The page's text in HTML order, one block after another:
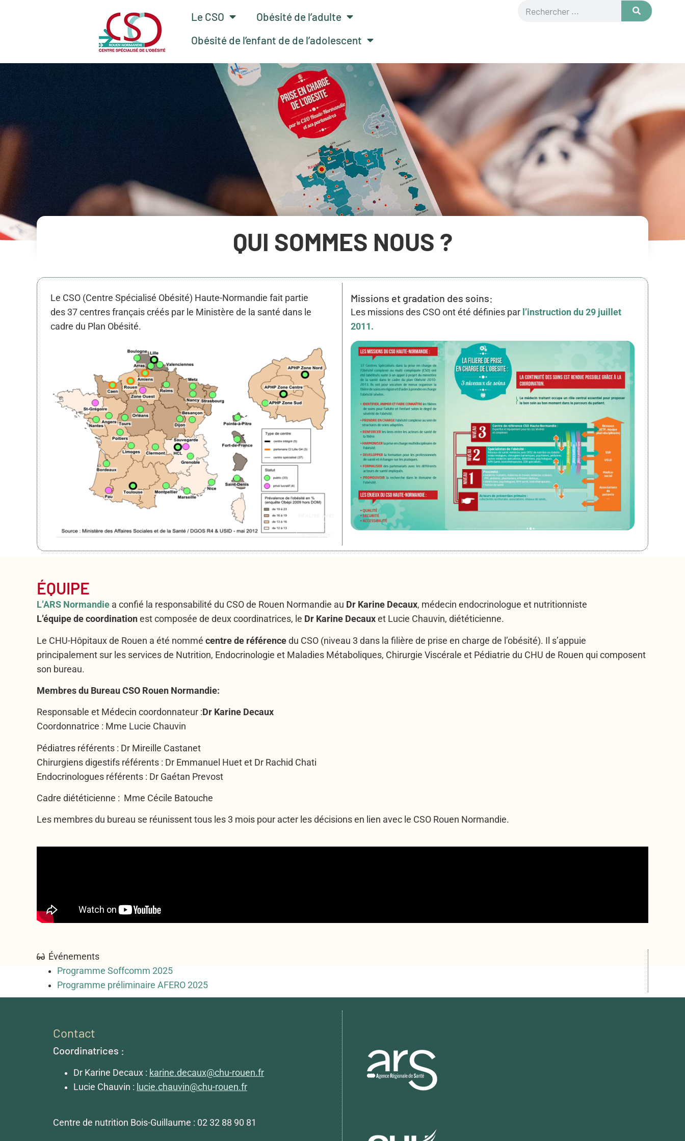
Le CSO
Obésité de l’adulte
Obésité de l’enfant de de l’adolescent
QUI SOMMES NOUS ?
Le CSO (Centre Spécialisé Obésité) Haute-Normandie fait partie
des 37 centres français créés par le Ministère de la santé dans le
cadre du Plan Obésité.
Missions et gradation des soins:
Les missions des CSO ont été définies par l’instruction du 29 juillet
2011.
ÉQUIPE
L’ARS Normandie a confié la responsabilité du CSO de Rouen Normandie au Dr Karine Decaux, médecin endocrinologue et nutritionniste
L’équipe de coordination est composée de deux coordinatrices, le Dr Karine Decaux et Lucie Chauvin, diététicienne.
Le CHU-Hôpitaux de Rouen a été nommé centre de référence du CSO (niveau 3 dans la filière de prise en charge de l’obésité). Il s’appuie
principalement sur les services de Nutrition, Endocrinologie et Maladies Métaboliques, Chirurgie Viscérale et Pédiatrie du CHU de Rouen qui composent
son bureau.
Membres du Bureau CSO Rouen Normandie:
Responsable et Médecin coordonnateur : Dr Karine Decaux
Coordonnatrice : Mme Lucie Chauvin
Pédiatres référents : Dr Mireille Castanet
Chirurgiens digestifs référents : Dr Emmanuel Huet et Dr Rachid Chati
Endocrinologues référents : Dr Gaétan Prevost
Cadre diététicienne : Mme Cécile Batouche
Les membres du bureau se réunissent tous les 3 mois pour acter les décisions en lien avec le CSO Rouen Normandie.
Événements
Programme Soffcomm 2025
Programme préliminaire AFERO 2025
Contact
Coordinatrices :
Dr Karine Decaux : karine.decaux@chu-rouen.fr
Lucie Chauvin : lucie.chauvin@chu-rouen.fr
Centre de nutrition Bois-Guillaume : 02 32 88 90 81